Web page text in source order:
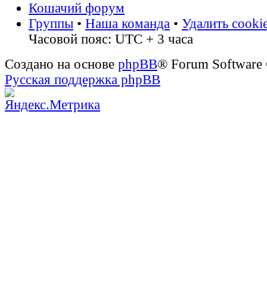
Кошачий форум
Группы • Наша команда • Удалить
Часовой пояс: UTC + 3 часа
Создано на основе phpBB® Forum
Русская поддержка phpBB